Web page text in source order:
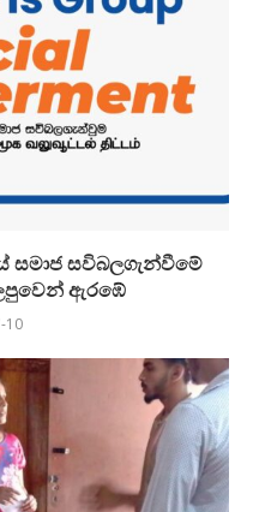
සමාජ සවිබලගැන්වීමේ
ඇරඹේ
10